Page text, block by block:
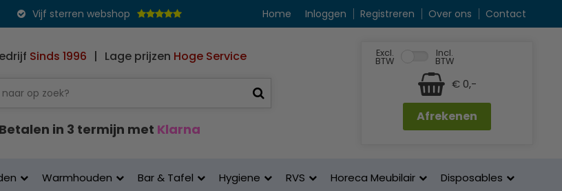
Vijf sterren webshop Home Inloggen Registreren Over ons Contact
Sinds 1996 | Lage prijzen Hoge Service
Betalen in 3 termijn met Klarna
Excl.
BTW
Incl.
BTW
€ 0,-
Afrekenen
Warmhouden Bar & Tafel Hygiene RVS Horeca Meubilair Disposables